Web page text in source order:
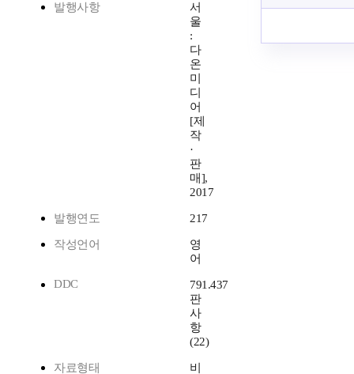
발행사항
서
울
:
다
온
미
디
어
[제
작
·
판
매],
2017
발행연도 217
작성언어
영
어
DDC
791.437
판
사
항
(22)
자료형태
비